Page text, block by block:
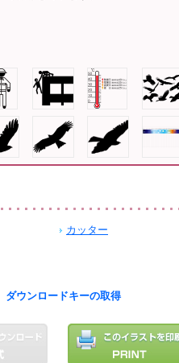
カッター
ダウンロードキーの取得